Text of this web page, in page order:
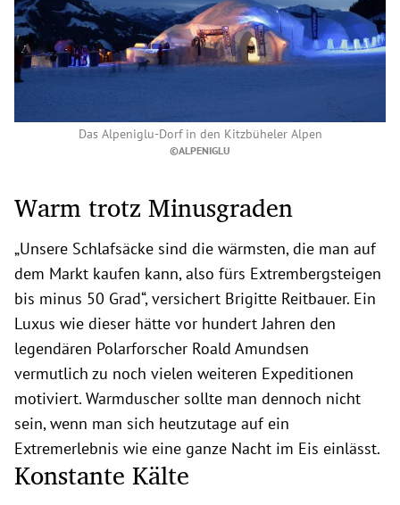
Das Alpeniglu-Dorf in den Kitzbüheler Alpen
©ALPENIGLU
Warm trotz Minusgraden
„Unsere Schlafsäcke sind die wärmsten, die man auf
dem Markt kaufen kann, also fürs Extrembergsteigen
bis minus 50 Grad“, versichert Brigitte Reitbauer. Ein
Luxus wie dieser hätte vor hundert Jahren den
legendären Polarforscher Roald Amundsen
vermutlich zu noch vielen weiteren Expeditionen
motiviert. Warmduscher sollte man dennoch nicht
sein, wenn man sich heutzutage auf ein
Extremerlebnis wie eine ganze Nacht im Eis einlässt.
Konstante Kälte